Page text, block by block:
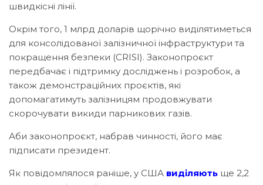
швидкісні лінії.
Окрім того, 1 млрд доларів щорічно виділятиметься
для консолідованої залізничної інфраструктури та
покращення безпеки (CRISI). Законопроєкт
передбачає і підтримку досліджень і розробок, а
також демонстраційних проєктів, які
допомагатимуть залізницям продовжувати
скорочувати викиди парникових газів.
Аби законопроєкт, набрав чинності, його має
підписати президент.
Як повідомлялося раніше, у США виділяють ще 2,2